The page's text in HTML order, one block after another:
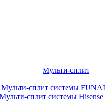
Мульти-сплит
Мульти-сплит системы FUNAI
Мульти-сплит системы Hisense